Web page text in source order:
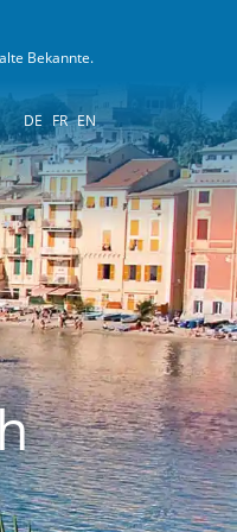
Bekannte.
DE FR EN